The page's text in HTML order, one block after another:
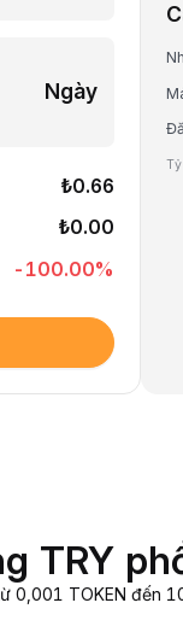
Ngày
₺0.66
₺0.00
-100.00%
TRY
0,001 TOKEN